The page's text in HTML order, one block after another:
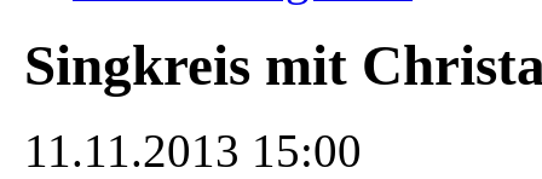
Singkreis mit
11.11.2013 15:00